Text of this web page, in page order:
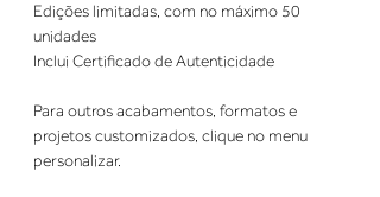
Edições limitadas, com no máximo 50
unidades
Inclui Certificado de Autenticidade
Para outros acabamentos, formatos e
projetos customizados, clique no menu
personalizar.